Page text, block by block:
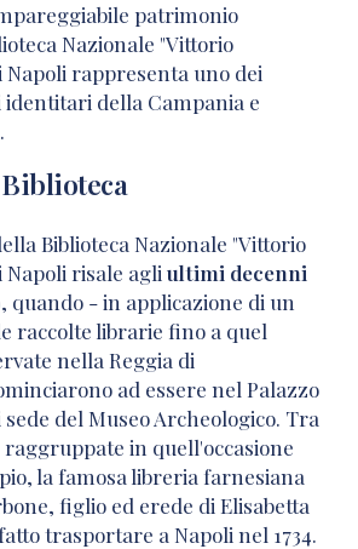
patrimonio
Nazionale "Vittorio
rappresenta uno dei
della Campania e
Biblioteca Nazionale "Vittorio
risale agli ultimi decenni
, quando - in applicazione di un
raccolte librarie fino a quel
nella Reggia di
ad essere nel Palazzo
del Museo Archeologico. Tra
in quell'occasione
la famosa libreria farnesiana
figlio ed erede di Elisabetta
trasportare a Napoli nel 1734.